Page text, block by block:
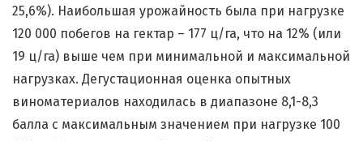
25,6%). Наибольшая урожайность была при нагрузке
120 000 побегов на гектар – 177 ц/га, что на 12% (или
19 ц/га) выше чем при минимальной и максимальной
нагрузках. Дегустационная оценка опытных
виноматериалов находилась в диапазоне 8,1-8,3
балла с максимальным значением при нагрузке 100